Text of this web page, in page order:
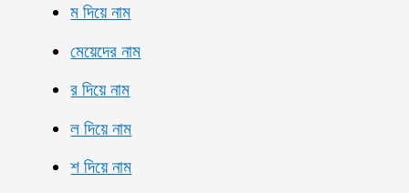
ম দিয়ে নাম
মেয়েদের নাম
র দিয়ে নাম
ল দিয়ে নাম
শ দিয়ে নাম